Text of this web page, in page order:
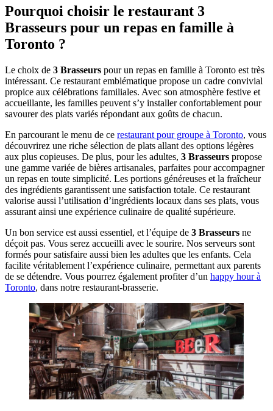
Pourquoi choisir le restaurant 3
Brasseurs pour un repas en famille à
Toronto ?
Le choix de 3 Brasseurs pour un repas en famille à Toronto est très
intéressant. Ce restaurant emblématique propose un cadre convivial
propice aux célébrations familiales. Avec son atmosphère festive et
accueillante, les familles peuvent s’y installer confortablement pour
savourer des plats variés répondant aux goûts de chacun.
En parcourant le menu de ce restaurant pour groupe à Toronto, vous
découvrirez une riche sélection de plats allant des options légères
aux plus copieuses. De plus, pour les adultes, 3 Brasseurs propose
une gamme variée de bières artisanales, parfaites pour accompagner
un repas en toute simplicité. Les portions généreuses et la fraîcheur
des ingrédients garantissent une satisfaction totale. Ce restaurant
valorise aussi l’utilisation d’ingrédients locaux dans ses plats, vous
assurant ainsi une expérience culinaire de qualité supérieure.
Un bon service est aussi essentiel, et l’équipe de 3 Brasseurs ne
déçoit pas. Vous serez accueilli avec le sourire. Nos serveurs sont
formés pour satisfaire aussi bien les adultes que les enfants. Cela
facilite véritablement l’expérience culinaire, permettant aux parents
de se détendre. Vous pourrez également profiter d’un happy hour à
Toronto, dans notre restaurant-brasserie.